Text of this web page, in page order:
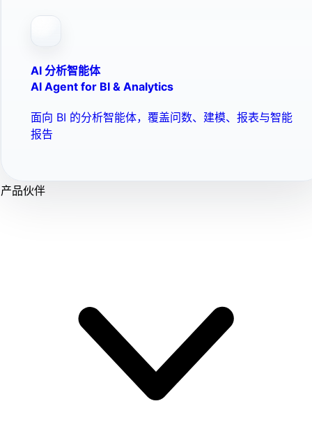
AI 分析智能体
AI Agent for BI & Analytics
面向 BI 的分析智能体，覆盖问数、建模、报表与智能
报告
产品伙伴